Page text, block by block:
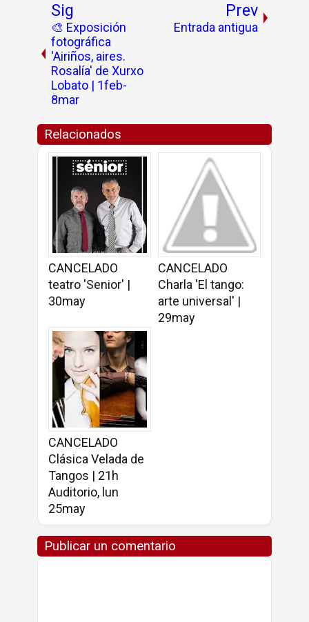
Sig
🎨 Exposición
fotográfica
'Airiños, aires.
Rosalía' de Xurxo
Lobato | 1feb-
8mar
Prev
Entrada antigua
Relacionados
CANCELADO
teatro 'Senior' |
30may
CANCELADO
Charla 'El tango:
arte universal' |
29may
CANCELADO
Clásica Velada de
Tangos | 21h
Auditorio, lun
25may
Publicar un comentario